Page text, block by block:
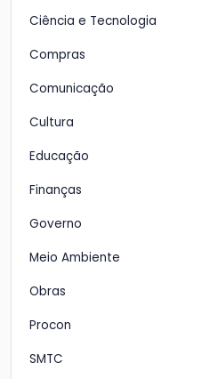
Ciência e Tecnologia
Compras
Comunicação
Cultura
Educação
Finanças
Governo
Meio Ambiente
Obras
Procon
SMTC